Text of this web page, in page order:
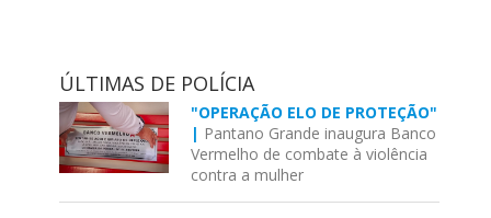
ÚLTIMAS DE POLÍCIA
"OPERAÇÃO ELO DE PROTEÇÃO"
| Pantano Grande inaugura Banco
Vermelho de combate à violência
contra a mulher